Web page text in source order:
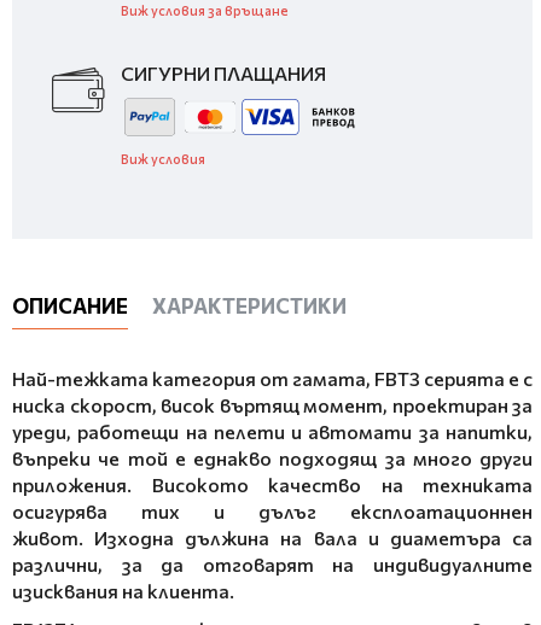
Виж условия за връщане
СИГУРНИ ПЛАЩАНИЯ
Виж условия
ОПИСАНИЕ ХАРАКТЕРИСТИКИ
Най-тежката категория от гамата, FBT3 серията е с
ниска скорост, висок въртящ момент, проектиран за
уреди, работещи на пелети и автомати за напитки,
въпреки че той е еднакво подходящ за много други
приложения. Високото качество на техниката
осигурява тих и дълъг експлоатационнен
живот. Изходна дължина на вала и диаметърa са
различни, за да отговарят на индивидуалните
изисквания на клиента.